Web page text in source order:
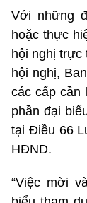
Với những
hoặc thực
hội nghị
hội nghị,
các cấp cần
phần đại
tại Điều 66
HĐND.
“Việc mời